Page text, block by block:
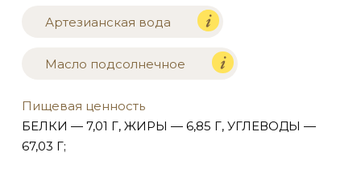
Артезианская вода
Масло подсолнечное
Пищевая ценность
БЕЛКИ — 7,01 Г, ЖИРЫ — 6,85 Г, УГЛЕВОДЫ —
67,03 Г;